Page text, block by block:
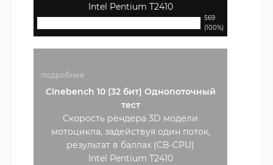
Intel Pentium T2410
569
(100%)
подробнее
Cinebench 10 (32 бит) Однопоточный
тест
Скорость рендера 3D модели
мотоцикла, задействуя один поток,
результат в баллах (CB-CPU)
Intel Pentium T2410